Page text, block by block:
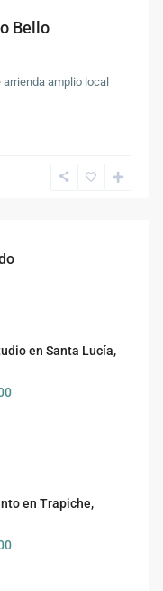
Bello
amplio local
en Santa Lucía,
en Trapiche,